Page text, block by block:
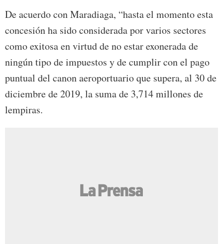
De acuerdo con Maradiaga, “hasta el momento esta
concesión ha sido considerada por varios sectores
como exitosa en virtud de no estar exonerada de
ningún tipo de impuestos y de cumplir con el pago
puntual del canon aeroportuario que supera, al 30 de
diciembre de 2019, la suma de 3,714 millones de
lempiras.